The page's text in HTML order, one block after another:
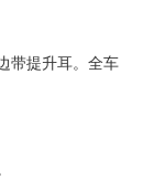
带提升耳。全车